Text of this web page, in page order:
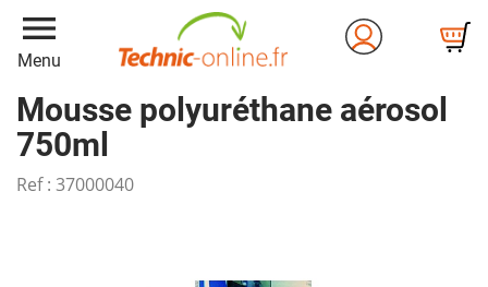
menu
Menu
Mousse polyuréthane aérosol
750ml
Ref : 37000040